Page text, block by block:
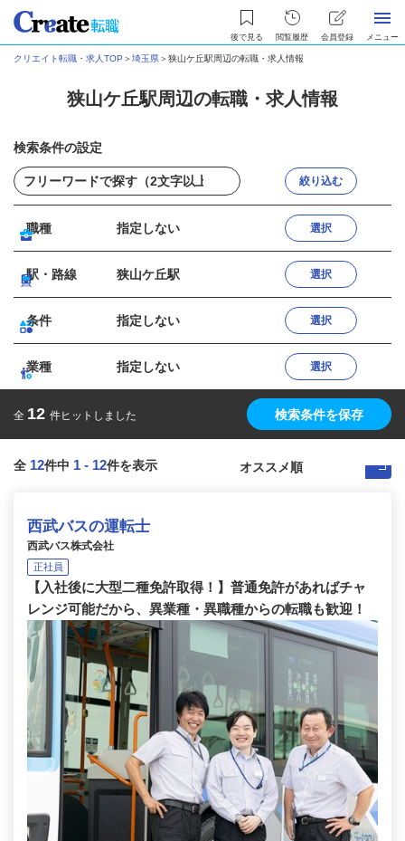
後で見る 閲覧履歴 会員登録 メニュー
クリエイト転職・求人TOP ＞埼玉県＞狭山ケ丘駅周辺の転職・求人情報
狭山ケ丘駅周辺の転職・求人情報
検索条件の設定
絞り込む
職種 指定しない 選択
駅・路線 狭山ケ丘駅 選択
条件 指定しない 選択
業種 指定しない 選択
全 12 件ヒットしました 検索条件を保存
全 12件中 1 - 12件を表示
西武バスの運転士
西武バス株式会社
正社員
【入社後に大型二種免許取得！】普通免許があればチャ
レンジ可能だから、異業種・異職種からの転職も歓迎！